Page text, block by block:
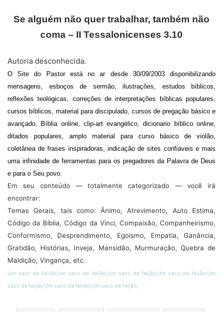
Se alguém não quer trabalhar, também não
coma – II Tessalonicenses 3.10
Autoria desconhecida.
O Site do Pastor está no ar desde 30/09/2003 disponibilizando
mensagens, esboços de sermão, ilustrações, estudos bíblicos,
reflexões teológicas, correções de interpretações bíblicas populares,
cursos bíblicos, material para discipulado, cursos de pregação básico e
avançado, Bíblia online, clip-art evangélico, dicionario bíblico online,
ditados populares, amplo material para curso básico de violão,
coletânea de frases inspiradoras, indicação de sites confiáveis e mais
uma infinidade de ferramentas para os pregadores da Palavra de Deus
e para o Seu povo.
Em seu conteúdo — totalmente categorizado — você irá
encontrar:
Temas Gerais, tais como: Ânimo, Atrevimento, Auto Estima,
Código da Bíblia, Código da Vinci, Compaixão, Companheirismo,
Conformismo, Desprendimento, Egoismo, Empatia, Ganância,
Gratidão, Histórias, Inveja, Mansidão, Murmuração, Quebra de
Maldição, Vingança, etc.
Um saco de feijão;Um saco de feijão;Um saco de feijão;Um saco de feijão;Um
saco de feijão;Um saco de feijão;Um saco de feijão;